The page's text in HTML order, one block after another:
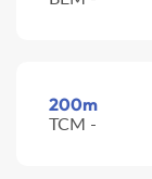
200m
TCM -